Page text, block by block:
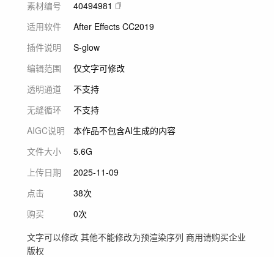
素材编号
40494981
适用软件
After Effects CC2019
插件说明
S-glow
编辑范围
仅文字可修改
透明通道
不支持
无缝循环
不支持
AIGC说明
本作品不包含AI生成的内容
文件大小
5.6G
上传日期
2025-11-09
点击
38次
购买
0次
文字可以修改 其他不能修改为预渲染序列 商用请购买企业
版权